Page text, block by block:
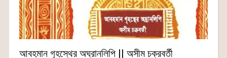
আবহমান গৃহস্থের অঘ্রানলিপি || অসীম চক্রবর্তী